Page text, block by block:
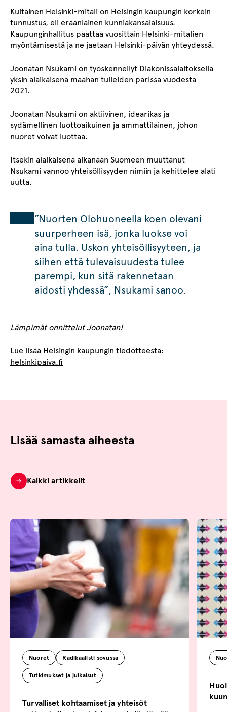
Kultainen Helsinki-mitali on Helsingin kaupungin korkein
tunnustus, eli eräänlainen kunniakansalaisuus.
Kaupunginhallitus päättää vuosittain Helsinki-mitalien
myöntämisestä ja ne jaetaan Helsinki-päivän yhteydessä.
Joonatan Nsukami on työskennellyt Diakonissalaitoksella
yksin alaikäisenä maahan tulleiden parissa vuodesta
2021.
Joonatan Nsukami on aktiivinen, idearikas ja
sydämellinen luottoaikuinen ja ammattilainen, johon
nuoret voivat luottaa.
Itsekin alaikäisenä aikanaan Suomeen muuttanut
Nsukami vannoo yhteisöllisyyden nimiin ja kehittelee alati
uutta.
”Nuorten Olohuoneella koen olevani
suurperheen isä, jonka luokse voi
aina tulla. Uskon yhteisöllisyyteen, ja
siihen että tulevaisuudesta tulee
parempi, kun sitä rakennetaan
aidosti yhdessä”, Nsukami sanoo.
Lämpimät onnittelut Joonatan!
Lue lisää Helsingin kaupungin tiedotteesta:
helsinkipaiva.fi
Lisää samasta aiheesta
Kaikki artikkelit
Nuoret Radikaalisti sovussa
Tutkimukset ja julkaisut
Turvalliset kohtaamiset ja yhteisöt